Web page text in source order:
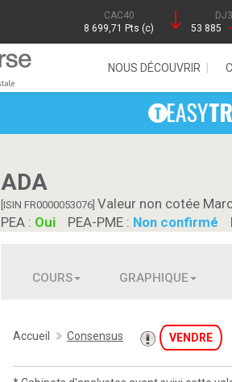
CAC40
8 699,71 Pts (c)
53 885
NOUS DÉCOUVRIR
ADA
[ISIN FR0000053076] Valeur non cotée
PEA : Oui PEA-PME : Non confirmé
COURS GRAPHIQUE
Accueil Consensus VENDRE